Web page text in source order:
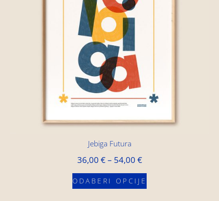
Jebiga Futura
36,00 €– 54,00 €
ODABERI OPCIJE